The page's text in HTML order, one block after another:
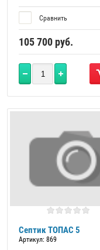
Сравнить
105 700 руб.
Септик ТОПАС 5
Артикул: 869